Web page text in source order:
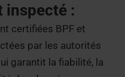
inspecté :
certifiées BPF et
par les autorités
garantit la fiabilité, la